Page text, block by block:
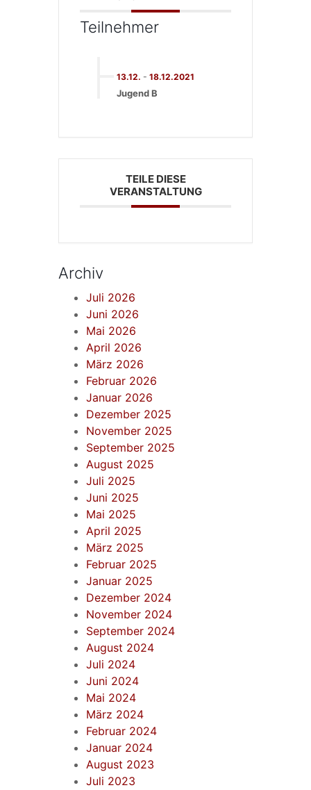
Teilnehmer
13.12. - 18.12.2021
Jugend B
TEILE DIESE
VERANSTALTUNG
Archiv
Juli 2026
Juni 2026
Mai 2026
April 2026
März 2026
Februar 2026
Januar 2026
Dezember 2025
November 2025
September 2025
August 2025
Juli 2025
Juni 2025
Mai 2025
April 2025
März 2025
Februar 2025
Januar 2025
Dezember 2024
November 2024
September 2024
August 2024
Juli 2024
Juni 2024
Mai 2024
März 2024
Februar 2024
Januar 2024
August 2023
Juli 2023